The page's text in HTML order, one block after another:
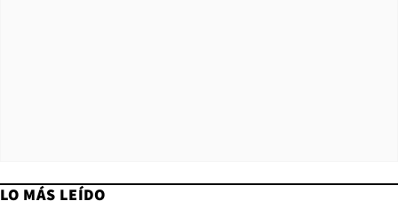
LO MÁS LEÍDO